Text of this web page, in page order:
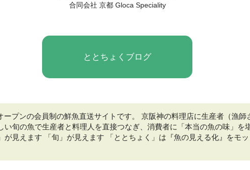
合同会社 京都 Gloca Speciality
ととちょくブログ
ープンの会員制の鮮魚直送サイトです。 京阪神の料理店に生産者（漁
い旬の魚で生産者と料理人を直接つなぎ、消費者に「本当の魚の味」を
見えます 「旬」が見えます 「ととちょく」は『魚の見える化』をモ